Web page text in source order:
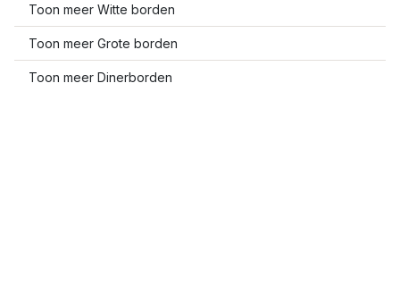
Toon meer Witte borden
Toon meer Grote borden
Toon meer Dinerborden